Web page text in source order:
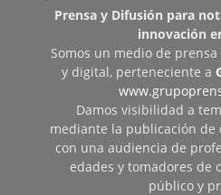
Prensa y Difusión para
innovación
Somos un medio de
y digital, perteneciente a
Damos visibilidad a
mediante la publicación de
con una audiencia de
edades y tomadores de
público y